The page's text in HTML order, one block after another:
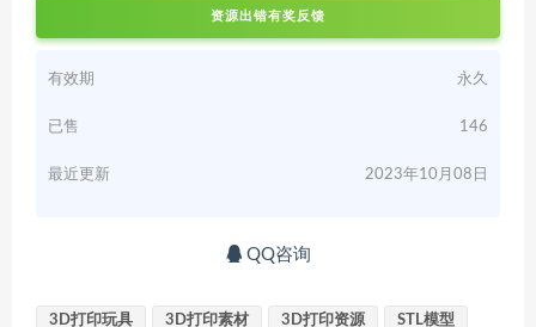
资源出错有奖反馈
有效期 永久
已售 146
最近更新 2023年10月08日
QQ咨询
3D打印玩具 3D打印素材 3D打印资源 STL模型